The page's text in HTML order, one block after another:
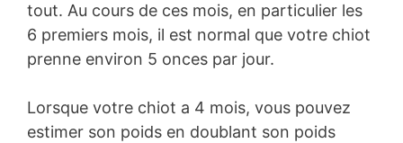
tout. Au cours de ces mois, en particulier les
6 premiers mois, il est normal que votre chiot
prenne environ 5 onces par jour.
Lorsque votre chiot a 4 mois, vous pouvez
estimer son poids en doublant son poids